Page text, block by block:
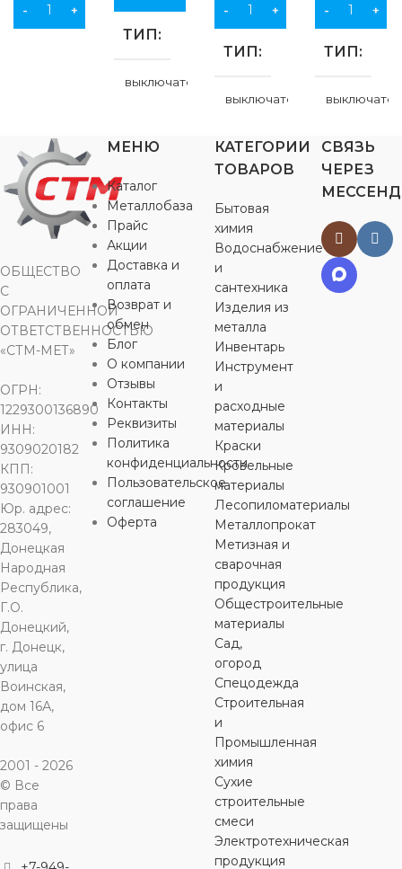
ТИП
выключатель
ЦВЕТ белый
МАТЕРИАЛ
пластик
ВЫСОТА
ШИРИНА
90 мм
ОСОБЕННОСТИ
МОЩНОСТЬ
НАПРЯЖЕНИЕ
ТИП
выключатель
БРЕНД Viko
МАТЕРИАЛ
пластик
НАПРЯЖЕНИЕ
ТИП
БРЕНД
ЦВЕТ
ОБЩЕСТВО
С
ОГРАНИЧЕННОЙ
ОТВЕТСТВЕННОСТЬЮ
«СТМ-МЕТ»
ОГРН:
1229300136890
ИНН:
9309020182
КПП:
930901001
Юр. адрес:
283049,
Донецкая
Народная
Республика,
Г.О.
Донецкий,
г. Донецк,
улица
Воинская,
дом 16А,
офис 6
2001 - 2026
© Все
права
защищены
МЕНЮ
Каталог
Металлобаза
Прайс
Акции
Доставка и
оплата
Возврат и
обмен
Блог
О компании
Отзывы
Контакты
Реквизиты
Политика
конфиденциальности
Пользовательское
соглашение
Оферта
КАТЕГОРИИ
ТОВАРОВ
Бытовая
химия
Водоснабжение
и
сантехника
Изделия из
металла
Инвентарь
Инструмент
и
расходные
материалы
Краски
Кровельные
материалы
Лесопиломатериалы
Металлопрокат
Метизная и
сварочная
продукция
Общестроительные
материалы
Сад,
огород
Спецодежда
Строительная
и
Промышленная
химия
Сухие
строительные
смеси
Электротехническая
продукция
СВЯЗЬ
ЧЕРЕЗ